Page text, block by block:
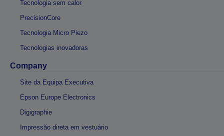
Tecnologia sem calor
PrecisionCore
Tecnologia Micro Piezo
Tecnologias inovadoras
Company
Site da Equipa Executiva
Epson Europe Electronics
Digigraphie
Impressão direta em vestuário